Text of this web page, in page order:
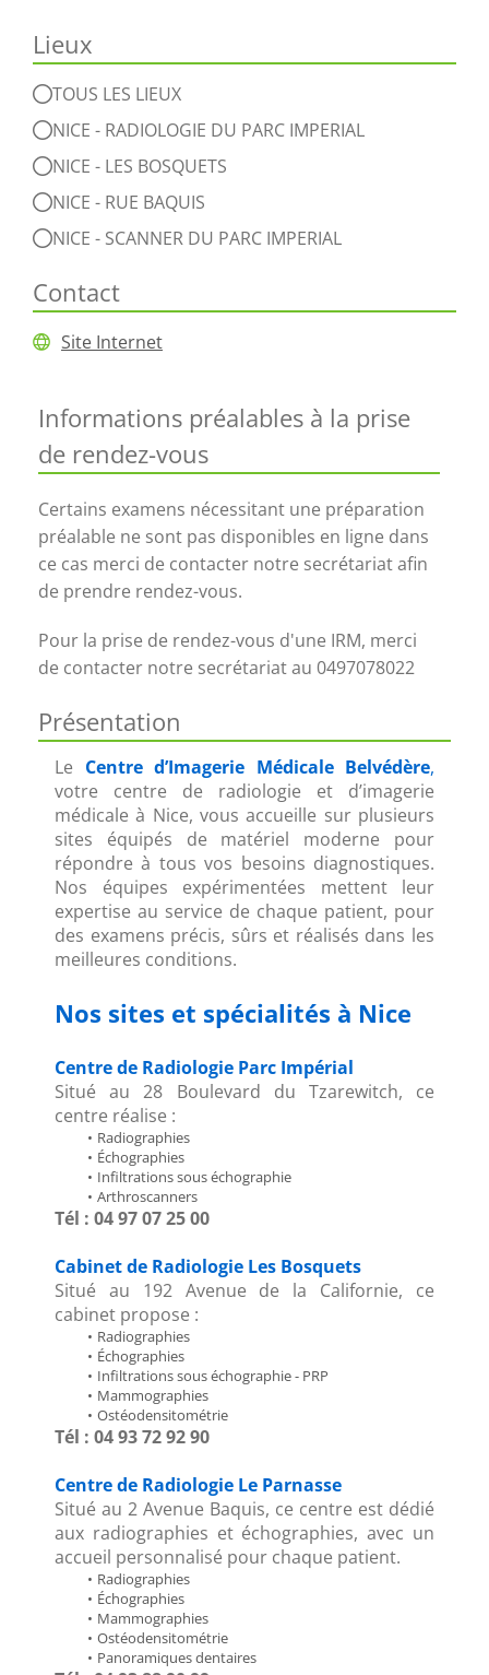
Lieux
TOUS LES LIEUX
NICE - RADIOLOGIE DU PARC IMPERIAL
NICE - LES BOSQUETS
NICE - RUE BAQUIS
NICE - SCANNER DU PARC IMPERIAL
Contact
Site Internet
Informations préalables à la prise
de rendez-vous
Certains examens nécessitant une préparation
préalable ne sont pas disponibles en ligne dans
ce cas merci de contacter notre secrétariat afin
de prendre rendez-vous.
Pour la prise de rendez-vous d'une IRM, merci
de contacter notre secrétariat au 0497078022
Présentation
Le Centre d’Imagerie Médicale Belvédère,
votre centre de radiologie et d’imagerie
médicale à Nice, vous accueille sur plusieurs
sites équipés de matériel moderne pour
répondre à tous vos besoins diagnostiques.
Nos équipes expérimentées mettent leur
expertise au service de chaque patient, pour
des examens précis, sûrs et réalisés dans les
meilleures conditions.
Nos sites et spécialités à Nice
Centre de Radiologie Parc Impérial
Situé au 28 Boulevard du Tzarewitch, ce
centre réalise :
Radiographies
Échographies
Infiltrations sous échographie
Arthroscanners
Tél : 04 97 07 25 00
Cabinet de Radiologie Les Bosquets
Situé au 192 Avenue de la Californie, ce
cabinet propose :
Radiographies
Échographies
Infiltrations sous échographie - PRP
Mammographies
Ostéodensitométrie
Tél : 04 93 72 92 90
Centre de Radiologie Le Parnasse
Situé au 2 Avenue Baquis, ce centre est dédié
aux radiographies et échographies, avec un
accueil personnalisé pour chaque patient.
Radiographies
Échographies
Mammographies
Ostéodensitométrie
Panoramiques dentaires